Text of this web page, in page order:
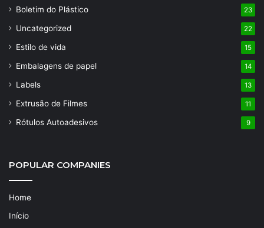
Boletim do Plástico 23
Uncategorized 22
Estilo de vida 15
Embalagens de papel 14
Labels 13
Extrusão de Filmes 11
Rótulos Autoadesivos 9
POPULAR COMPANIES
Home
Início